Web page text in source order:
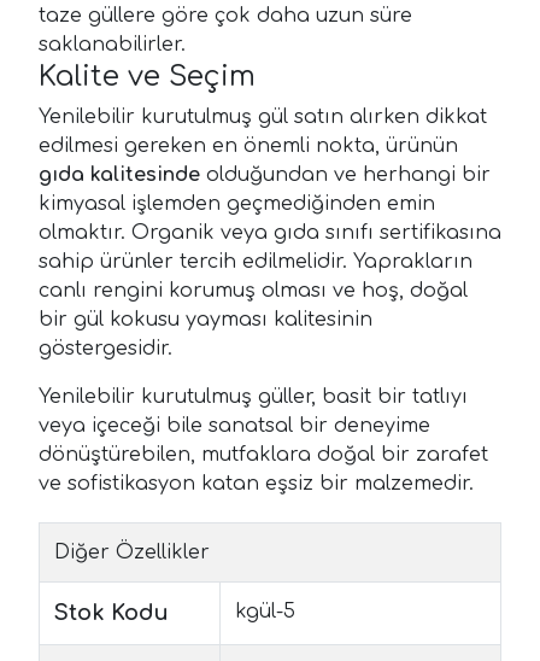
taze güllere göre çok daha uzun süre
saklanabilirler.
Kalite ve Seçim
Yenilebilir kurutulmuş gül satın alırken dikkat
edilmesi gereken en önemli nokta, ürünün
gıda kalitesinde olduğundan ve herhangi bir
kimyasal işlemden geçmediğinden emin
olmaktır. Organik veya gıda sınıfı sertifikasına
sahip ürünler tercih edilmelidir. Yaprakların
canlı rengini korumuş olması ve hoş, doğal
bir gül kokusu yayması kalitesinin
göstergesidir.
Yenilebilir kurutulmuş güller, basit bir tatlıyı
veya içeceği bile sanatsal bir deneyime
dönüştürebilen, mutfaklara doğal bir zarafet
ve sofistikasyon katan eşsiz bir malzemedir.
Diğer Özellikler
Stok Kodu kgül-5